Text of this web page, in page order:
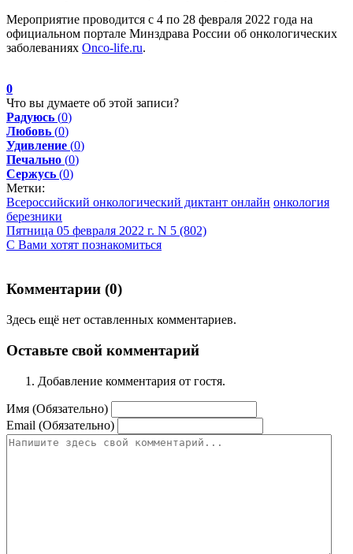
Мероприятие проводится с 4 по 28 февраля 2022 года на
официальном портале Минздрава России об онкологических
заболеваниях Onco-life.ru.
0
Что вы думаете об этой записи?
Радуюсь (0)
Любовь (0)
Удивление (0)
Печально (0)
Сержусь (0)
Метки:
Всероссийский онкологический диктант онлайн онкология
березники
Пятница 05 февраля 2022 г. N 5 (802)
С Вами хотят познакомиться
Комментарии (0)
Здесь ещё нет оставленных комментариев.
Оставьте свой комментарий
Добавление комментария от гостя.
Имя (Обязательно)
Email (Обязательно)